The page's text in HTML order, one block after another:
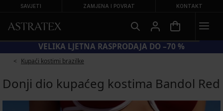
SAVJETI ZAMJENA I POVRAT KONTAKT
VELIKA LJETNA RASPRODAJA DO –70 %
Kupaći kostimi brazilke
Donji dio kupaćeg kostima Bandol Red